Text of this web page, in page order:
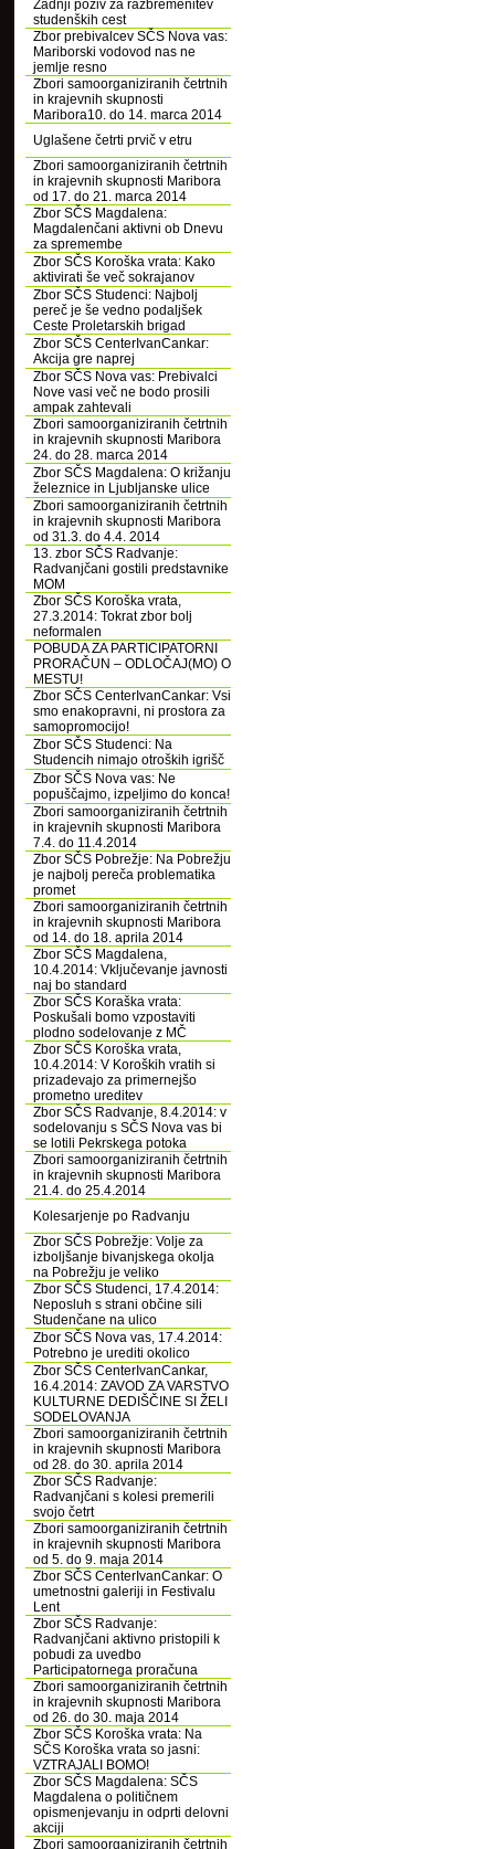
Zadnji poziv za razbremenitev
studenških cest
Zbor prebivalcev SČS Nova vas:
Mariborski vodovod nas ne
jemlje resno
Zbori samoorganiziranih četrtnih
in krajevnih skupnosti
Maribora10. do 14. marca 2014
Uglašene četrti prvič v etru
Zbori samoorganiziranih četrtnih
in krajevnih skupnosti Maribora
od 17. do 21. marca 2014
Zbor SČS Magdalena:
Magdalenčani aktivni ob Dnevu
za spremembe
Zbor SČS Koroška vrata: Kako
aktivirati še več sokrajanov
Zbor SČS Studenci: Najbolj
pereč je še vedno podaljšek
Ceste Proletarskih brigad
Zbor SČS CenterIvanCankar:
Akcija gre naprej
Zbor SČS Nova vas: Prebivalci
Nove vasi več ne bodo prosili
ampak zahtevali
Zbori samoorganiziranih četrtnih
in krajevnih skupnosti Maribora
24. do 28. marca 2014
Zbor SČS Magdalena: O križanju
železnice in Ljubljanske ulice
Zbori samoorganiziranih četrtnih
in krajevnih skupnosti Maribora
od 31.3. do 4.4. 2014
13. zbor SČS Radvanje:
Radvanjčani gostili predstavnike
MOM
Zbor SČS Koroška vrata,
27.3.2014: Tokrat zbor bolj
neformalen
POBUDA ZA PARTICIPATORNI
PRORAČUN – ODLOČAJ(MO) O
MESTU!
Zbor SČS CenterIvanCankar: Vsi
smo enakopravni, ni prostora za
samopromocijo!
Zbor SČS Studenci: Na
Studencih nimajo otroških igrišč
Zbor SČS Nova vas: Ne
popuščajmo, izpeljimo do konca!
Zbori samoorganiziranih četrtnih
in krajevnih skupnosti Maribora
7.4. do 11.4.2014
Zbor SČS Pobrežje: Na Pobrežju
je najbolj pereča problematika
promet
Zbori samoorganiziranih četrtnih
in krajevnih skupnosti Maribora
od 14. do 18. aprila 2014
Zbor SČS Magdalena,
10.4.2014: Vključevanje javnosti
naj bo standard
Zbor SČS Koraška vrata:
Poskušali bomo vzpostaviti
plodno sodelovanje z MČ
Zbor SČS Koroška vrata,
10.4.2014: V Koroških vratih si
prizadevajo za primernejšo
prometno ureditev
Zbor SČS Radvanje, 8.4.2014: v
sodelovanju s SČS Nova vas bi
se lotili Pekrskega potoka
Zbori samoorganiziranih četrtnih
in krajevnih skupnosti Maribora
21.4. do 25.4.2014
Kolesarjenje po Radvanju
Zbor SČS Pobrežje: Volje za
izboljšanje bivanjskega okolja
na Pobrežju je veliko
Zbor SČS Studenci, 17.4.2014:
Neposluh s strani občine sili
Studenčane na ulico
Zbor SČS Nova vas, 17.4.2014:
Potrebno je urediti okolico
Zbor SČS CenterIvanCankar,
16.4.2014: ZAVOD ZA VARSTVO
KULTURNE DEDIŠČINE SI ŽELI
SODELOVANJA
Zbori samoorganiziranih četrtnih
in krajevnih skupnosti Maribora
od 28. do 30. aprila 2014
Zbor SČS Radvanje:
Radvanjčani s kolesi premerili
svojo četrt
Zbori samoorganiziranih četrtnih
in krajevnih skupnosti Maribora
od 5. do 9. maja 2014
Zbor SČS CenterIvanCankar: O
umetnostni galeriji in Festivalu
Lent
Zbor SČS Radvanje:
Radvanjčani aktivno pristopili k
pobudi za uvedbo
Participatornega proračuna
Zbori samoorganiziranih četrtnih
in krajevnih skupnosti Maribora
od 26. do 30. maja 2014
Zbor SČS Koroška vrata: Na
SČS Koroška vrata so jasni:
VZTRAJALI BOMO!
Zbor SČS Magdalena: SČS
Magdalena o političnem
opismenjevanju in odprti delovni
akciji
Zbori samoorganiziranih četrtnih